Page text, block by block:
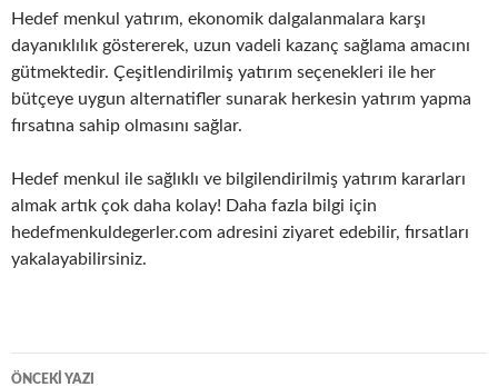
Hedef menkul yatırım, ekonomik dalgalanmalara karşı
dayanıklılık göstererek, uzun vadeli kazanç sağlama amacını
gütmektedir. Çeşitlendirilmiş yatırım seçenekleri ile her
bütçeye uygun alternatifler sunarak herkesin yatırım yapma
fırsatına sahip olmasını sağlar.
Hedef menkul ile sağlıklı ve bilgilendirilmiş yatırım kararları
almak artık çok daha kolay! Daha fazla bilgi için
hedefmenkuldegerler.com adresini ziyaret edebilir, fırsatları
yakalayabilirsiniz.
Yazı
ÖNCEKI YAZI